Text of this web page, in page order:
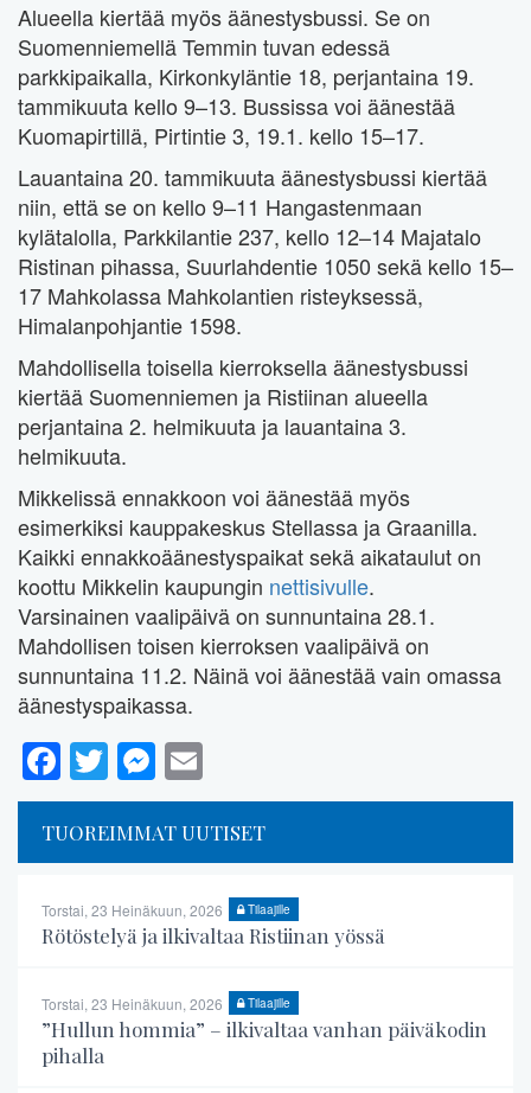
Alueella kiertää myös äänestysbussi. Se on
Suomenniemellä Temmin tuvan edessä
parkkipaikalla, Kirkonkyläntie 18, perjantaina 19.
tammikuuta kello 9–13. Bussissa voi äänestää
Kuomapirtillä, Pirtintie 3, 19.1. kello 15–17.
Lauantaina 20. tammikuuta äänestysbussi kiertää
niin, että se on kello 9–11 Hangastenmaan
kylätalolla, Parkkilantie 237, kello 12–14 Majatalo
Ristinan pihassa, Suurlahdentie 1050 sekä kello 15–
17 Mahkolassa Mahkolantien risteyksessä,
Himalanpohjantie 1598.
Mahdollisella toisella kierroksella äänestysbussi
kiertää Suomenniemen ja Ristiinan alueella
perjantaina 2. helmikuuta ja lauantaina 3.
helmikuuta.
Mikkelissä ennakkoon voi äänestää myös
esimerkiksi kauppakeskus Stellassa ja Graanilla.
Kaikki ennakkoäänestyspaikat sekä aikataulut on
koottu Mikkelin kaupungin nettisivulle.
Varsinainen vaalipäivä on sunnuntaina 28.1.
Mahdollisen toisen kierroksen vaalipäivä on
sunnuntaina 11.2. Näinä voi äänestää vain omassa
äänestyspaikassa.
Facebook
TwitterMessenger
TUOREIMMAT UUTISET
Torstai, 23 Heinäkuun, 2026 Tilaajille
Rötöstelyä ja ilkivaltaa Ristiinan yössä
Torstai, 23 Heinäkuun, 2026 Tilaajille
”Hullun hommia” – ilkivaltaa vanhan päiväkodin
pihalla